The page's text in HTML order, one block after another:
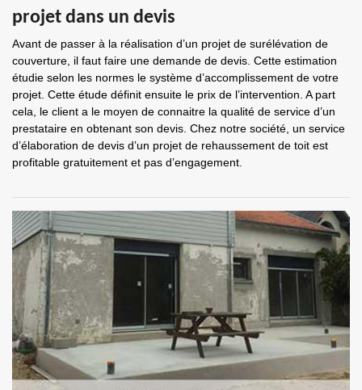
projet dans un devis
Avant de passer à la réalisation d’un projet de surélévation de
couverture, il faut faire une demande de devis. Cette estimation
étudie selon les normes le système d’accomplissement de votre
projet. Cette étude définit ensuite le prix de l’intervention. A part
cela, le client a le moyen de connaitre la qualité de service d’un
prestataire en obtenant son devis. Chez notre société, un service
d’élaboration de devis d’un projet de rehaussement de toit est
profitable gratuitement et pas d’engagement.